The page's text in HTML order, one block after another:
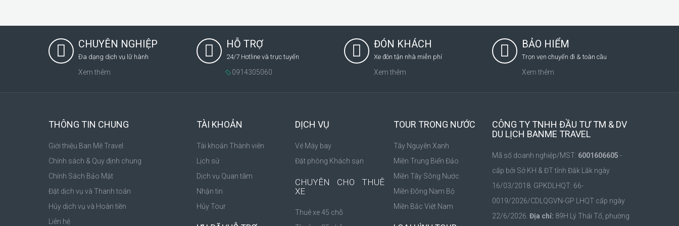
CHUYÊN NGHIỆP
Đa dạng dịch vụ lữ hành
Xem thêm
HỖ TRỢ
24/7 Hotline và trực tuyến
0914305060
ĐÓN KHÁCH
Xe đón tận nhà miễn phí
Xem thêm
BẢO HIỂM
Trọn vẹn chuyến đi & toàn cầu
Xem thêm
THÔNG TIN CHUNG
Giới thiệu Ban Mê Travel
Chính sách & Quy định chung
Chính Sách Bảo Mật
Đặt dịch vụ và Thanh toán
Hủy dịch vụ và Hoàn tiền
Liên hệ
TÀI KHOẢN
Tài khoản Thành viên
Lịch sử
Dịch vụ Quan tâm
Nhận tin
Hủy Tour
DỊCH VỤ
Vé Máy bay
Đặt phòng Khách sạn
CHUYÊN CHO THUÊ
XE
Thuê xe 45 chỗ
TOUR TRONG NƯỚC
Tây Nguyên Xanh
Miền Trung Biển Đảo
Miền Tây Sông Nước
Miền Đông Nam Bộ
Miền Bắc Việt Nam
CÔNG TY TNHH ĐẦU TƯ TM & DV
DU LỊCH BANME TRAVEL
Mã số doanh nghiệp/MST: 6001606605 -
cấp bởi Sở KH & ĐT tỉnh Đắk Lắk ngày
16/03/2018. GPKDLHQT: 66-
0019/2026/CDLQGVN-GP LHQT cấp ngày
22/6/2026. Địa chỉ: 89H Lý Thái Tổ, phường